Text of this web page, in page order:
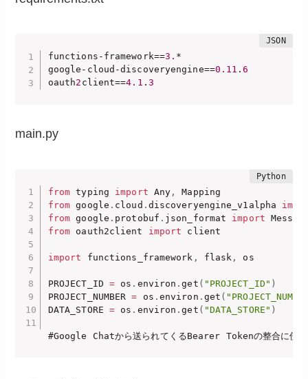
functions-framework==3. *
google-cloud-discoveryengine==0.11 .6
oauth2 client==4.1 . 3
main.py
from typing import Any ,
from google . cloud . discoveryengine_v1alpha
from google . protobuf . json_format import
from oauth2client import client
import functions_framework , flask , os
PROJECT_ID = os . environ .get ( "PROJECT_ID" )
PROJECT_NUMBER = os . environ . get (
DATA_STORE = os . environ .get ( "DATA_STORE" )
#Google Chatから送られてくるBearer Tokenの整